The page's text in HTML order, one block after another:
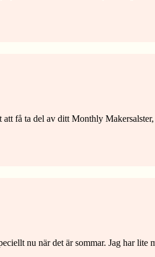
få ta del av ditt Monthly
nu när det är sommar. Jag har lite